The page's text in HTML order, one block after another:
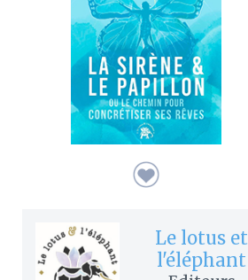
Le lotus et
l'éléphant